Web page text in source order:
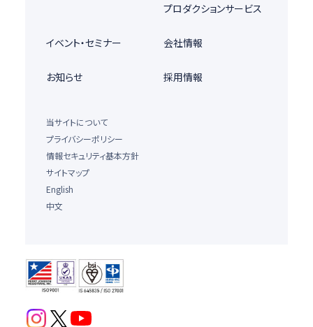
プロダクションサービス
イベント・セミナー 会社情報
お知らせ 採用情報
当サイトについて
プライバシーポリシー
情報セキュリティ基本方針
サイトマップ
English
中文